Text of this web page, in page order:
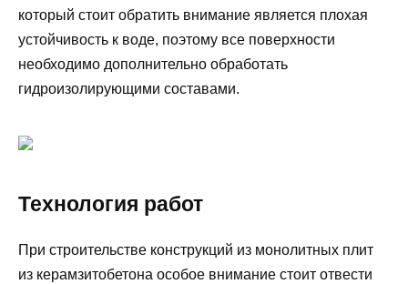
который стоит обратить внимание является плохая
устойчивость к воде, поэтому все поверхности
необходимо дополнительно обработать
гидроизолирующими составами.
Технология работ
При строительстве конструкций из монолитных плит
из керамзитобетона особое внимание стоит отвести